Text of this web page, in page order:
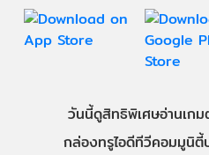
วันนี้ดูสิทธิพิเศษอ่านเกม
กล่องทรูไอดีทีวีคอมมูนิตี้